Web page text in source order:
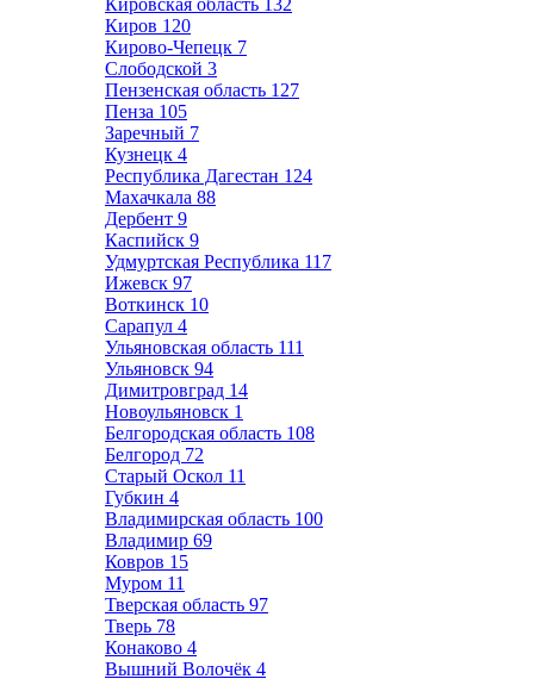
Кировская область 132
Киров 120
Кирово-Чепецк 7
Слободской 3
Пензенская область 127
Пенза 105
Заречный 7
Кузнецк 4
Республика Дагестан 124
Махачкала 88
Дербент 9
Каспийск 9
Удмуртская Республика 117
Ижевск 97
Воткинск 10
Сарапул 4
Ульяновская область 111
Ульяновск 94
Димитровград 14
Новоульяновск 1
Белгородская область 108
Белгород 72
Старый Оскол 11
Губкин 4
Владимирская область 100
Владимир 69
Ковров 15
Муром 11
Тверская область 97
Тверь 78
Конаково 4
Вышний Волочёк 4